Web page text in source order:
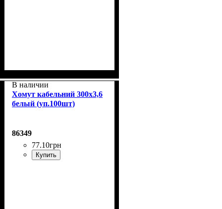
В наличии
Хомут кабельний 300x3,6
белый (уп.100шт)
86349
77.10грн
Купить